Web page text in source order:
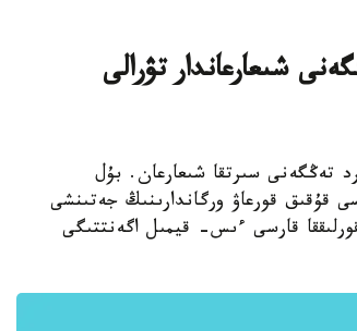
70 ميلليارد تەڭگەنى شىعارعاندار تۋرالى
- بەس جىلدا جەمقورلار قازاقستاننان 70 ميلليارد تەڭگەنى سىرتقا شىعارعان. بۇل
قۇقىق قورعاۋ ورگاندارىنىڭ جەتىنشى
قارسى ءىس- قيمىل اگەنتتىگى